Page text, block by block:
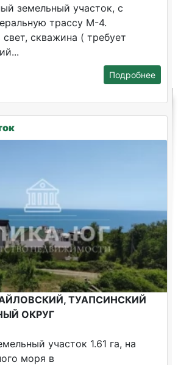
земельный участок, с
трассу М-4.
скважина ( требует
Подробнее
ТУАПСИНСКИЙ
ОКРУГ
участок 1.61 га, на
моря в